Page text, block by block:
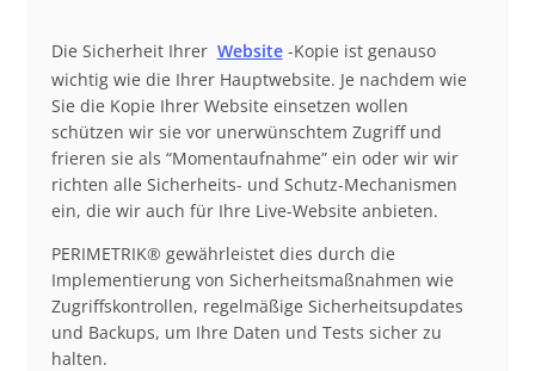
Die Sicherheit Ihrer Website -Kopie ist genauso
wichtig wie die Ihrer Hauptwebsite. Je nachdem wie
Sie die Kopie Ihrer Website einsetzen wollen
schützen wir sie vor unerwünschtem Zugriff und
frieren sie als “Momentaufnahme” ein oder wir wir
richten alle Sicherheits- und Schutz-Mechanismen
ein, die wir auch für Ihre Live-Website anbieten.
PERIMETRIK® gewährleistet dies durch die
Implementierung von Sicherheitsmaßnahmen wie
Zugriffskontrollen, regelmäßige Sicherheitsupdates
und Backups, um Ihre Daten und Tests sicher zu
halten.